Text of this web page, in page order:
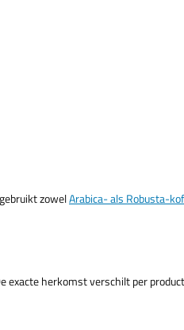
zowelArabica- als Robusta-
herkomst verschilt per